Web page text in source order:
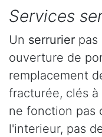
Services
Un serrurier pas
ouverture de
remplacement
fracturée, clés
ne fonction pas
l'interieur, pas